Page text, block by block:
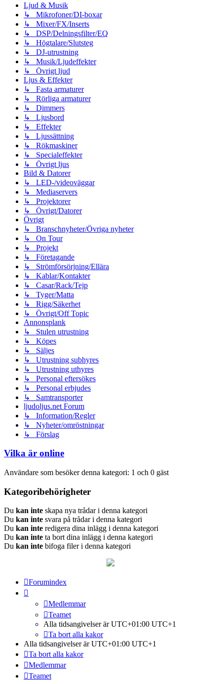
Ljud & Musik
↳ Mikrofoner/DI-boxar
↳ Mixer/FX/Inserts
↳ DSP/Delningsfilter/EQ
↳ Högtalare/Slutsteg
↳ DJ-utrustning
↳ Musik/Ljudeffekter
↳ Övrigt ljud
Ljus & Effekter
↳ Fasta armaturer
↳ Rörliga armaturer
↳ Dimmers
↳ Ljusbord
↳ Effekter
↳ Ljussättning
↳ Rökmaskiner
↳ Specialeffekter
↳ Övrigt ljus
Bild & Datorer
↳ LED-/videoväggar
↳ Mediaservers
↳ Projektorer
↳ Övrigt/Datorer
Övrigt
↳ Branschnyheter/Övriga nyheter
↳ On Tour
↳ Projekt
↳ Företagande
↳ Strömförsörjning/Ellära
↳ Kablar/Kontakter
↳ Casar/Rack/Tejp
↳ Tyger/Matta
↳ Rigg/Säkerhet
↳ Övrigt/Off Topic
Annonsplank
↳ Stulen utrustning
↳ Köpes
↳ Säljes
↳ Utrustning subhyres
↳ Utrustning uthyres
↳ Personal eftersökes
↳ Personal erbjudes
↳ Samtransporter
ljudoljus.net Forum
↳ Information/Regler
↳ Nyheter/omröstningar
↳ Förslag
Vilka är online
Användare som besöker denna kategori: 1 och 0 gäst
Kategoribehörigheter
Du kan inte skapa nya trådar i denna kategori
Du kan inte svara på trådar i denna kategori
Du kan inte redigera dina inlägg i denna kategori
Du kan inte ta bort dina inlägg i denna kategori
Du kan inte bifoga filer i denna kategori
Forumindex
Medlemmar
Teamet
Alla tidsangivelser är UTC+01:00 UTC+1
Ta bort alla kakor
Alla tidsangivelser är UTC+01:00 UTC+1
Ta bort alla kakor
Medlemmar
Teamet